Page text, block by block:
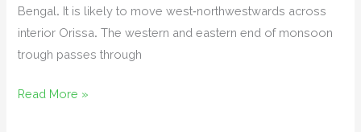
Bengal. It is likely to move west-northwestwards across
interior Orissa. The western and eastern end of monsoon
trough passes through
Flood
Read More »